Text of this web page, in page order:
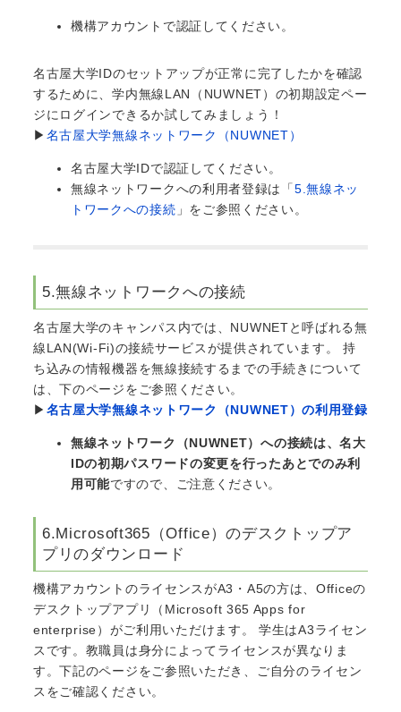
機構アカウントで認証してください。
名古屋大学IDのセットアップが正常に完了したかを確認
するために、学内無線LAN（NUWNET）の初期設定ペー
ジにログインできるか試してみましょう！
▶ 名古屋大学無線ネットワーク（NUWNET）
名古屋大学IDで認証してください。
無線ネットワークへの利用者登録は「5.無線ネッ
トワークへの接続 」をご参照ください。
5.無線ネットワークへの接続
名古屋大学のキャンパス内では、NUWNETと呼ばれる無
線LAN(Wi-Fi)の接続サービスが提供されています。 持
ち込みの情報機器を無線接続するまでの手続きについて
は、下のページをご参照ください。
▶ 名古屋大学無線ネットワーク（NUWNET）の利用登録
無線ネットワーク（NUWNET）への接続は、名大
IDの初期パスワードの変更を行ったあとでのみ利
用可能ですので、ご注意ください。
6.Microsoft365（Office）のデスクトップア
プリのダウンロード
機構アカウントのライセンスがA3・A5の方は、Officeの
デスクトップアプリ（Microsoft 365 Apps for
enterprise）がご利用いただけます。 学生はA3ライセン
スです。教職員は身分によってライセンスが異なりま
す。下記のページをご参照いただき、ご自分のライセン
スをご確認ください。